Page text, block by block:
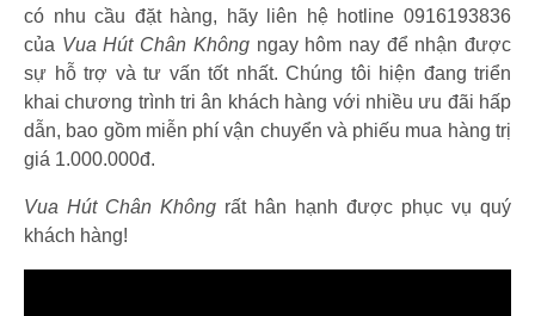
có nhu cầu đặt hàng, hãy liên hệ hotline 0916193836
của Vua Hút Chân Khôngngay hôm nay để nhận được
sự hỗ trợ và tư vấn tốt nhất. Chúng tôi hiện đang triển
khai chương trình tri ân khách hàng với nhiều ưu đãi hấp
dẫn, bao gồm miễn phí vận chuyển và phiếu mua hàng trị
giá 1.000.000đ.
Vua Hút Chân Không rất hân hạnh được phục vụ quý
khách hàng!